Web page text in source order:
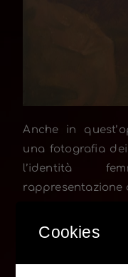
Anche in
una fotografia
l’identità
rappresentazione
che dona
morbidi
Cookies